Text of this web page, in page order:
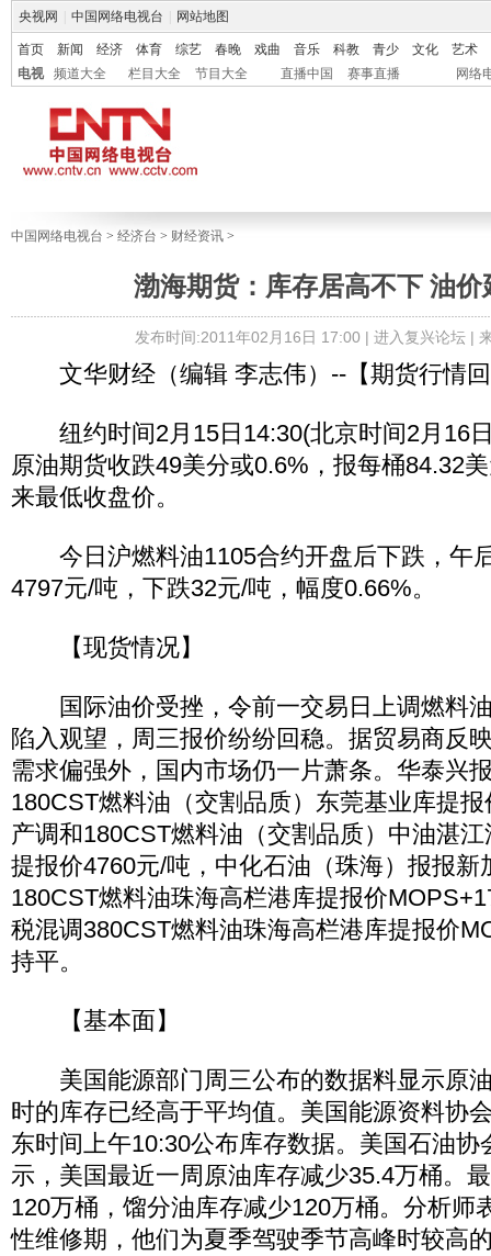
央视网 中国网络电视台 网站地图
首页 新闻 经济 体育 综艺 春晚 戏曲 音乐 科教 青少 文化
艺术
电视
频道大全 栏目大全 节目大全 直播中国 赛事直播 网络
中国网络电视台 > 经济台 > 财经资讯 >
渤海期货：库存居高不下 油价
发布时间:2011年02月16日 17:00 | 进入复兴论坛|
文华财经（编辑 李志伟）--【期货行情
纽约时间2月15日14:30(北京时间2月16
原油期货收跌49美分或0.6%，报每桶84.32
来最低收盘价。
今日沪燃料油1105合约开盘后下跌，午
4797元/吨，下跌32元/吨，幅度0.66%。
【现货情况】
国际油价受挫，令前一交易日上调燃料
陷入观望，周三报价纷纷回稳。据贸易商反
需求偏强外，国内市场仍一片萧条。华泰兴
180CST燃料油（交割品质）东莞基业库提
产调和180CST燃料油（交割品质）中油湛
提报价4760元/吨，中化石油（珠海）报报新
180CST燃料油珠海高栏港库提报价
税混调380CST燃料油珠海高栏港库提报价
持平。
【基本面】
美国能源部门周三公布的数据料显示原
时的库存已经高于平均值。美国能源资料协
东时间上午10:30公布库存数据。美国石油协
示，美国最近一周原油库存减少35.4万桶。
120万桶，馏分油库存减少120万桶。分析师
性维修期，他们为夏季驾驶季节高峰时较高